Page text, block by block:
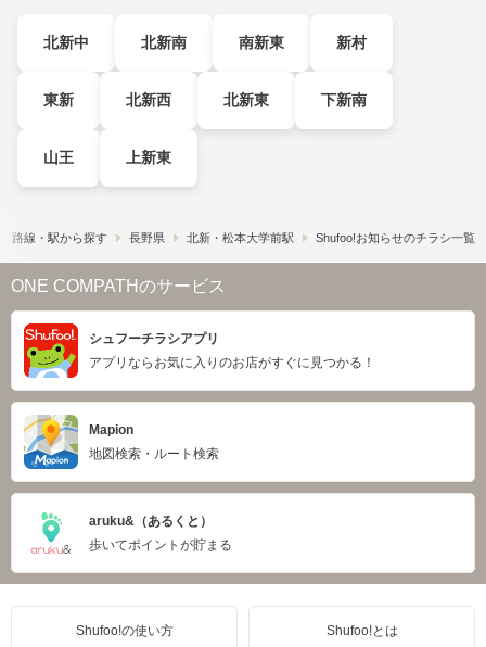
北新中 北新南 南新東 新村
東新 北新西 北新東 下新南
山王 上新東
路線・駅から探す 長野県 北新・松本大学前駅 Shufoo!お知らせのチラシ一覧
ONE COMPATHのサービス
シュフーチラシアプリ
アプリならお気に入りのお店がすぐに見つかる！
Mapion
地図検索・ルート検索
aruku&（あるくと）
歩いてポイントが貯まる
Shufoo!の使い方 Shufoo!とは